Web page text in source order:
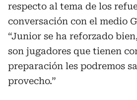
respecto al tema de los
conversación con el medio
“Junior se ha reforzado
son jugadores que tienen
preparación les podremos
provecho.”